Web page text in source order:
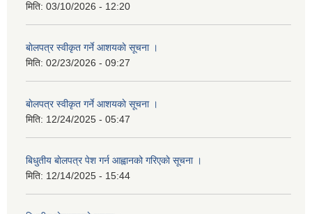
मिति: 03/10/2026 - 12:20
बाेलपत्र स्वीकृत गर्ने आशयकाे सूचना ।
मिति: 02/23/2026 - 09:27
बाेलपत्र स्वीकृत गर्ने आशयकाे सूचना ।
मिति: 12/24/2025 - 05:47
बिधुतीय बाेलपत्र पेश गर्न आह्वानको गरिएकाे सूचना ।
मिति: 12/14/2025 - 15:44